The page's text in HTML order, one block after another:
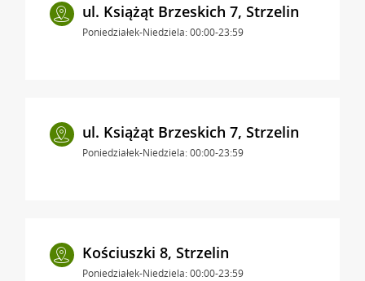
ul. Książąt Brzeskich 7, Strzelin
Poniedziałek-Niedziela: 00:00-23:59
ul. Książąt Brzeskich 7, Strzelin
Poniedziałek-Niedziela: 00:00-23:59
Kościuszki 8, Strzelin
Poniedziałek-Niedziela: 00:00-23:59